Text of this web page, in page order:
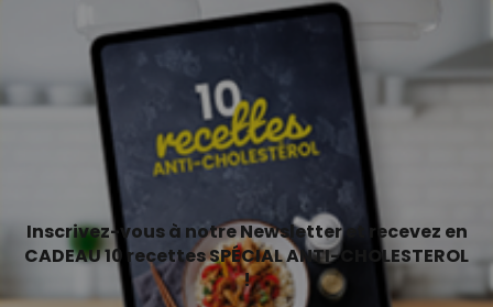
Inscrivez-vous à notre Newsletter et recevez en
CADEAU 10 recettes SPÉCIAL ANTI-CHOLESTEROL
!